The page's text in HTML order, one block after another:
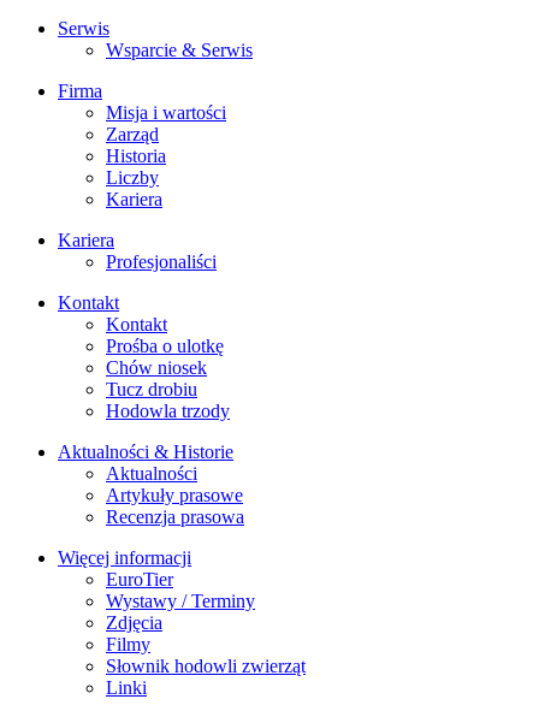
Serwis
Wsparcie & Serwis
Firma
Misja i wartości
Zarząd
Historia
Liczby
Kariera
Kariera
Profesjonaliści
Kontakt
Kontakt
Prośba o ulotkę
Chów niosek
Tucz drobiu
Hodowla trzody
Aktualności & Historie
Aktualności
Artykuły prasowe
Recenzja prasowa
Więcej informacji
EuroTier
Wystawy / Terminy
Zdjęcia
Filmy
Słownik hodowli zwierząt
Linki